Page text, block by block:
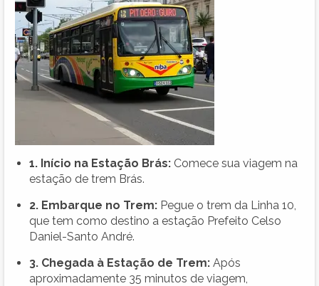
1. Início na Estação Brás: Comece sua viagem na
estação de trem Brás.
2. Embarque no Trem: Pegue o trem da Linha 10,
que tem como destino a estação Prefeito Celso
Daniel-Santo André.
3. Chegada à Estação de Trem: Após
aproximadamente 35 minutos de viagem,